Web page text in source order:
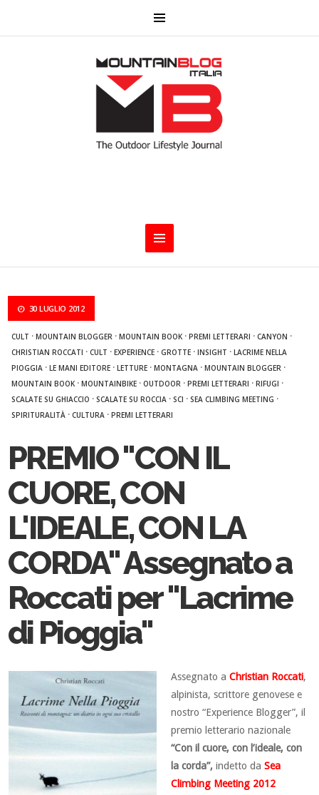
30 LUGLIO 2012
CULT ·MOUNTAIN BLOGGER ·MOUNTAIN BOOK ·PREMI LETTERARI ·CANYON ·
CHRISTIAN ROCCATI ·CULT ·EXPERIENCE ·GROTTE ·INSIGHT ·LACRIME NELLA
PIOGGIA ·LE MANI EDITORE ·LETTURE ·MONTAGNA ·MOUNTAIN BLOGGER ·
MOUNTAIN BOOK ·MOUNTAINBIKE ·OUTDOOR ·PREMI LETTERARI ·RIFUGI ·
SCALATE SU GHIACCIO ·SCALATE SU ROCCIA ·SCI ·SEA CLIMBING MEETING ·
SPIRITURALITÀ ·CULTURA ·PREMI LETTERARI
PREMIO "CON IL
CUORE, CON
L'IDEALE, CON LA
CORDA" Assegnato a
Roccati per "Lacrime
di Pioggia"
Assegnato aChristian Roccati,
alpinista, scrittore genovese e
nostro “Experience Blogger”, il
premio letterario nazionale
“Con il cuore, con l’ideale, con
la corda”,indetto da Sea
Climbing Meeting 2012